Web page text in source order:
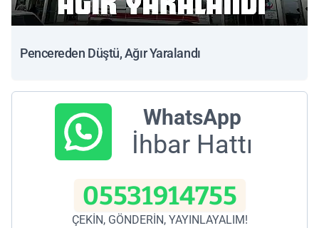
Pencereden Düştü, Ağır Yaralandı
WhatsApp
İhbar Hattı
05531914755
ÇEKİN, GÖNDERİN, YAYINLAYALIM!